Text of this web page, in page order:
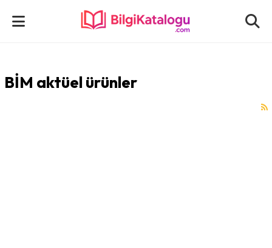
BİM aktüel ürünler